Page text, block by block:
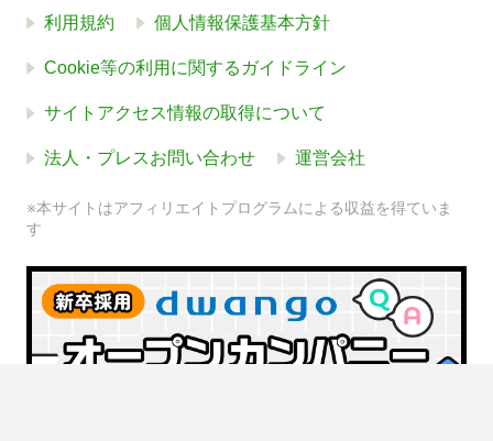
利用規約 個人情報保護基本方針
Cookie等の利用に関するガイドライン
サイトアクセス情報の取得について
法人・プレスお問い合わせ 運営会社
※本サイトはアフィリエイトプログラムによる収益を得ていま
す